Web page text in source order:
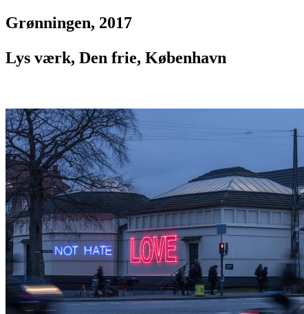
Grønningen, 2017
Lys værk, Den frie, København